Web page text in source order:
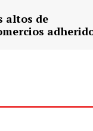
altos de